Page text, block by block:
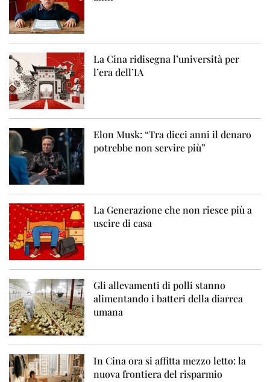
La Cina ridisegna l’università per
l’era dell’IA
Elon Musk: “Tra dieci anni il denaro
potrebbe non servire più”
La Generazione che non riesce più a
uscire di casa
Gli allevamenti di polli stanno
alimentando i batteri della diarrea
umana
In Cina ora si affitta mezzo letto: la
nuova frontiera del risparmio